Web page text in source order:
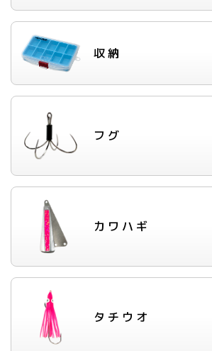
収納
フグ
カワハギ
タチウオ